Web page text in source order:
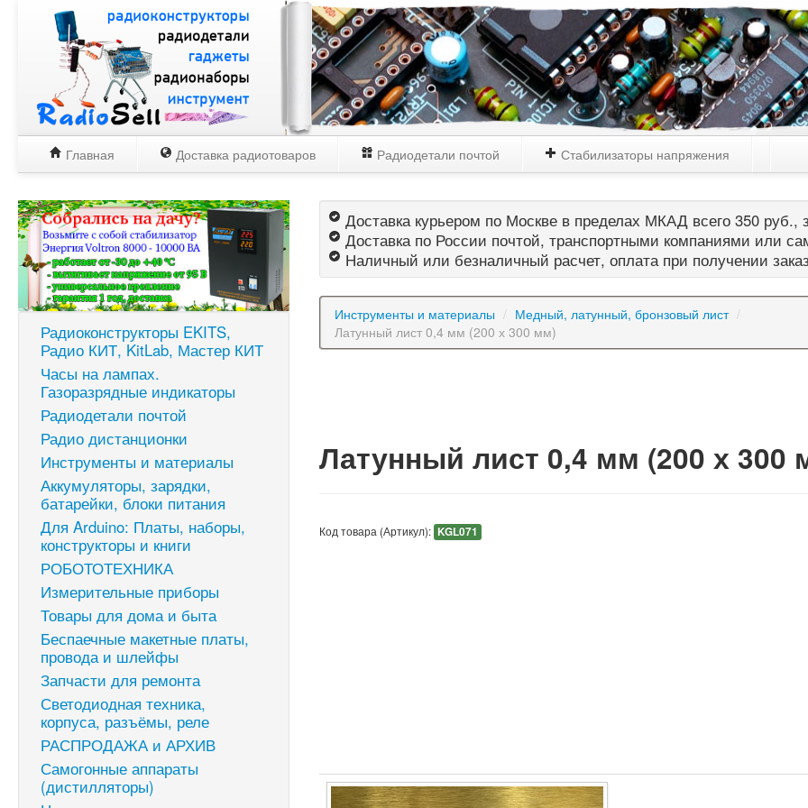
Главная Доставка радиотоваров Радиодетали почтой Стабилизаторы напряжения
Радиоконструкторы EKITS,
Радио КИТ, KitLab, Мастер КИТ
Часы на лампах.
Газоразрядные индикаторы
Радиодетали почтой
Радио дистанционки
Инструменты и материалы
Аккумуляторы, зарядки,
батарейки, блоки питания
Для Arduino: Платы, наборы,
конструкторы и книги
РОБОТОТЕХНИКА
Измерительные приборы
Товары для дома и быта
Беспаечные макетные платы,
провода и шлейфы
Запчасти для ремонта
Светодиодная техника,
корпуса, разъёмы, реле
РАСПРОДАЖА и АРХИВ
Самогонные аппараты
(дистилляторы)
Доставка курьером по Москве в пределах МКАД всего 350
Доставка по России почтой, транспортными компаниями или
Наличный или безналичный расчет, оплата при получении
Инструменты и материалы / Медный, латунный, бронзовый лист /
Латунный лист 0,4 мм (200 х 300 мм)
Латунный лист 0,4 мм (200 х 300
Код товара (Артикул): KGL071